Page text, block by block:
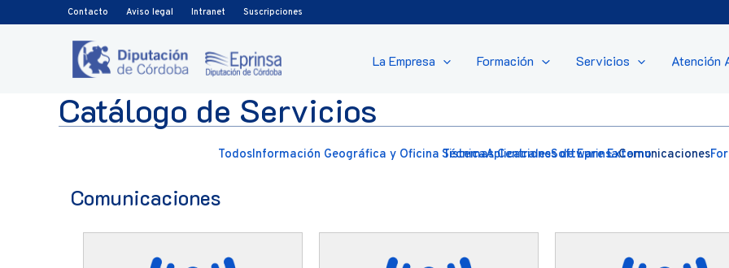
Ir al contenidoContacto Aviso legal Intranet Suscripciones
La Empresa Formación Servicios Atención
Catálogo de Servicios
TodosInformación Geográfica y Oficina TécnicaAplicaciones de EprinsaComunicaciones
Sistemas CentralesSoftware Externo
Comunicaciones